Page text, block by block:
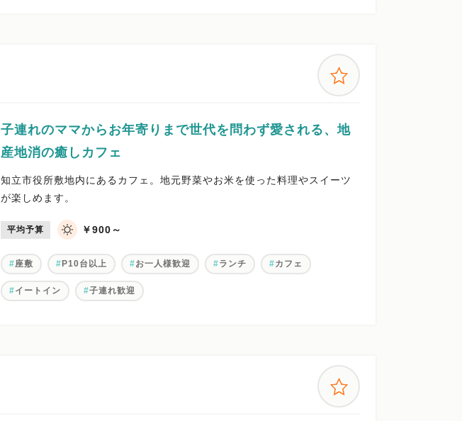
子連れのママからお年寄りまで世代を問わず愛される、地
産地消の癒しカフェ
知立市役所敷地内にあるカフェ。地元野菜やお米を使った料理やスイーツ
が楽しめます。
平均予算 ￥900～
座敷 P10台以上 お一人様歓迎 ランチ カフェ
イートイン 子連れ歓迎